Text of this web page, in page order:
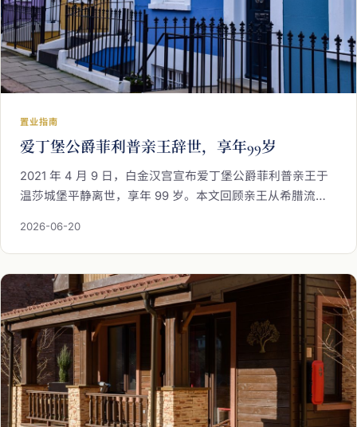
置业指南
爱丁堡公爵菲利普亲王辞世，享年99岁
2021 年 4 月 9 日，白金汉宫宣布爱丁堡公爵菲利普亲王于
温莎城堡平静离世，享年 99 岁。本文回顾亲王从希腊流亡
手走过逾 70 载岁月。
2026-06-20